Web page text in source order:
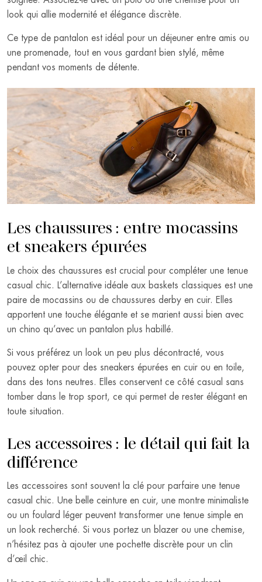
look qui allie modernité et élégance discrète.
Ce type de pantalon est idéal pour un déjeuner entre amis ou
une promenade, tout en vous gardant bien stylé, même
pendant vos moments de détente.
Les chaussures : entre mocassins
et sneakers épurées
Le choix des chaussures est crucial pour compléter une tenue
casual chic. L’alternative idéale aux baskets classiques est une
paire de mocassins ou de chaussures derby en cuir. Elles
apportent une touche élégante et se marient aussi bien avec
un chino qu’avec un pantalon plus habillé.
Si vous préférez un look un peu plus décontracté, vous
pouvez opter pour des sneakers épurées en cuir ou en toile,
dans des tons neutres. Elles conservent ce côté casual sans
tomber dans le trop sport, ce qui permet de rester élégant en
toute situation.
Les accessoires : le détail qui fait la
différence
Les accessoires sont souvent la clé pour parfaire une tenue
casual chic. Une belle ceinture en cuir, une montre minimaliste
ou un foulard léger peuvent transformer une tenue simple en
un look recherché. Si vous portez un blazer ou une chemise,
n’hésitez pas à ajouter une pochette discrète pour un clin
d’œil chic.